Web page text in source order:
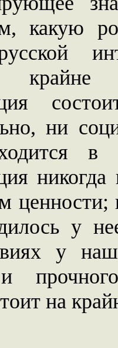
какую
крайне
ни
в
ценности;
у
у
на